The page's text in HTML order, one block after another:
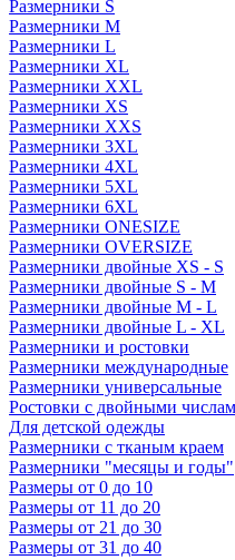
Размерники S
Размерники M
Размерники L
Размерники XL
Размерники XXL
Размерники XS
Размерники XXS
Размерники 3XL
Размерники 4XL
Размерники 5XL
Размерники 6XL
Размерники ONESIZE
Размерники OVERSIZE
Размерники двойные XS - S
Размерники двойные S - M
Размерники двойные M - L
Размерники двойные L - XL
Размерники и ростовки
Размерники международные
Размерники универсальные
Ростовки с двойными
Для детской одежды
Размерники с тканым краем
Размерники "месяцы и годы"
Размеры от 0 до 10
Размеры от 11 до 20
Размеры от 21 до 30
Размеры от 31 до 40